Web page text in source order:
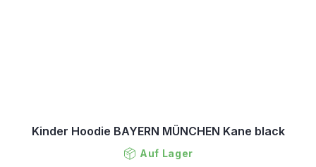
Kinder Hoodie BAYERN MÜNCHEN Kane black
Auf Lager